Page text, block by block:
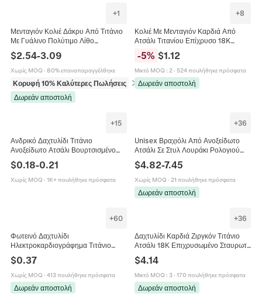
+1
Μενταγιόν Κολιέ Δάκρυ Από Τιτάνιο
Με Γυάλινο Πολύτιμο Λίθο
Γαλλικό Μινιμαλιστικό Κόσμημα
$2.54-3.09
Χωρίς MOQ · 80% επαναπαραγγέλθηκε
Κορυφή 10% Καλύτερες Πωλήσεις
σε Κολιέ
Δωρεάν αποστολή
+8
Κολιέ Με Μενταγιόν Καρδιά Από
Ατσάλι Τιτανίου Επίχρυσο 18K
Γυναικείο Δώρο
-5% $1.12
Μικτό MOQ : 2· 524 πουλήθηκε πρόσφατα
Δωρεάν αποστολή
+15
Ανδρικό Δαχτυλίδι Τιτάνιο
Ανοξείδωτο Ατσάλι Βουρτσισμένο
Δίχρωμο Με Λοξή Άκρη Χιπ Χοπ
Μινιμαλιστικό Κόσμημα
$0.18-0.21
Χωρίς MOQ · 1K+ πουλήθηκε πρόσφατα
+36
Unisex Βραχιόλι Από Ανοξείδωτο
Ατσάλι Σε Στυλ Λουράκι Ρολογιού
Μινιμαλιστική Αλυσίδα Από Ατσάλι
Τιτανίου
$4.82-7.45
Χωρίς MOQ · 21 πουλήθηκε πρόσφατα
Δωρεάν αποστολή
+60
Φωτεινό Δαχτυλίδι
Ηλεκτροκαρδιογράφημα Τιτάνιο
Λάμπει Στο Σκοτάδι Σχήμα Καρδιάς
Κοσμήματα Για Ζευγάρια Trendy
$0.37
Χωρίς MOQ · 413 πουλήθηκε πρόσφατα
Δωρεάν αποστολή
+36
Δαχτυλίδι Καρδιά Ζιργκόν Τιτάνιο
Ατσάλι 18Κ Επιχρυσωμένο Σταυρωτό
Ρυθμιζόμενο Ανοιχτό Κόσμημα
Γυναικείο
$4.14
Μικτό MOQ : 3· 170 πουλήθηκε πρόσφατα
Δωρεάν αποστολή